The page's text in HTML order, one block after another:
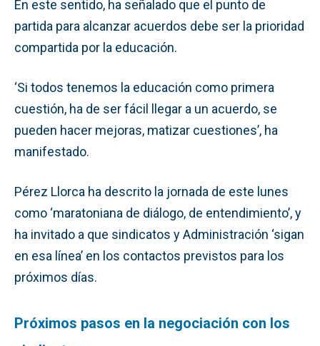
En este sentido, ha señalado que el punto de
partida para alcanzar acuerdos debe ser la prioridad
compartida por la educación.
‘Si todos tenemos la educación como primera
cuestión, ha de ser fácil llegar a un acuerdo, se
pueden hacer mejoras, matizar cuestiones’, ha
manifestado.
Pérez Llorca ha descrito la jornada de este lunes
como ‘maratoniana de diálogo, de entendimiento’, y
ha invitado a que sindicatos y Administración ‘sigan
en esa línea’ en los contactos previstos para los
próximos días.
Próximos pasos en la negociación con los